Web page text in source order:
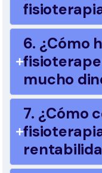
6. ¿Cómo
mucho
7. ¿Cómo